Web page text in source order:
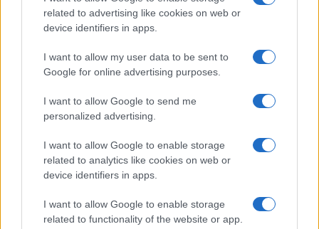
related to advertising like cookies on web or
device identifiers in apps.
I want to allow my user data to be sent to
Google for online advertising purposes.
I want to allow Google to send me
personalized advertising.
I want to allow Google to enable storage
related to analytics like cookies on web or
device identifiers in apps.
I want to allow Google to enable storage
related to functionality of the website or app.
Cliburn zongoraverseny győztese, a dél-koreai Yunchan Lim
lesz - olvasható a közleményben.
Mint kiemelik, a következő évadot meglepetéssel kezdi az
Jenő 100 éve, 1923-ban bemutatott Petőfi-szimfóniáját.
A radiomusic.hu honlapon megtalálható a 2023/24-es évad
programfüzete, a Magyar Rádió Művészeti Együtteseinek
bérletei pedig megvásárolhatók kedvezményes áron a
honlapon és az ismert jegyirodákban.